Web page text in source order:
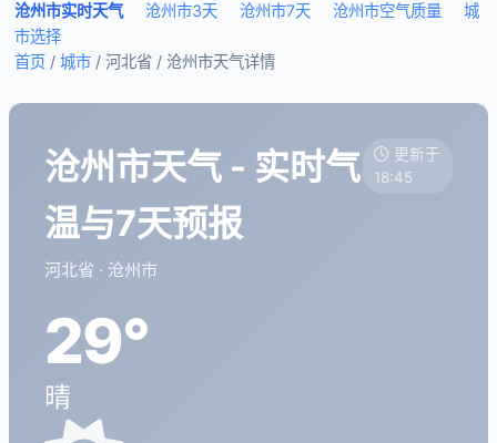
沧州市实时天气 沧州市3天 沧州市7天 沧州市空气质量
城
市选择
首页 / 城市 / 河北省 / 沧州市天气详情
沧州市天气 - 实时气
温与7天预报
河北省 · 沧州市
更新于
18:45
29°
晴